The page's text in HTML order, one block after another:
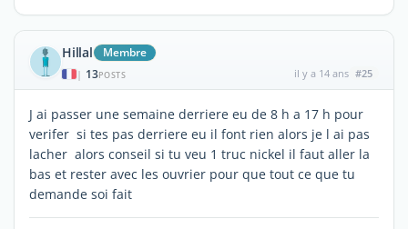
Hillal Membre
| 13POSTS il y a 14 ans #25
J ai passer une semaine derriere eu de 8 h a 17 h pour
verifer si tes pas derriere eu il font rien alors je l ai pas
lacher alors conseil si tu veu 1 truc nickel il faut aller la
bas et rester avec les ouvrier pour que tout ce que tu
demande soi fait